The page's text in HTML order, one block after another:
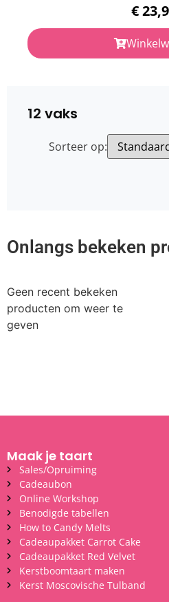
€
12 vaks
Sorteer op:
Onlangs bekeken
Geen recent bekeken
producten om weer te
geven
Maak je taart
Sales/Opruiming
Cadeaubon
Online Workshop
Benodigde tabellen
How to Candy Melts
Cadeaupakket Carrot Cake
Cadeaupakket Red Velvet
Kerstboomtaart maken
Kerst Moscovische Tulband